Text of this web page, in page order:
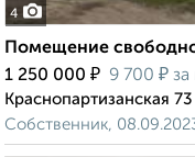
4
Помещение
1 250 000 ₽ 9 700 ₽ за
Краснопартизанская 73
Собственник,